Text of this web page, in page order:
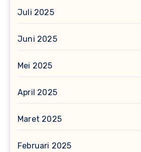
Juli 2025
Juni 2025
Mei 2025
April 2025
Maret 2025
Februari 2025